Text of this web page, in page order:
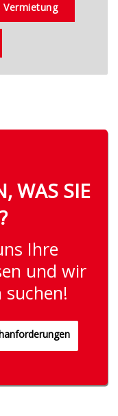
Vermietung
WAS SIE
Ihre
und wir